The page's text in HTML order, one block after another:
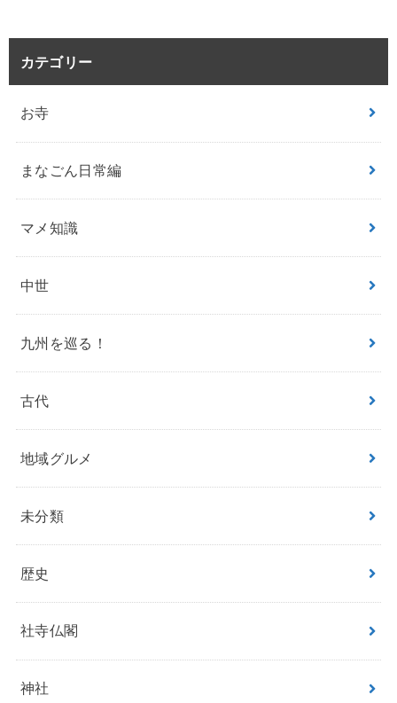
カテゴリー
お寺
まなごん日常編
マメ知識
中世
九州を巡る！
古代
地域グルメ
未分類
歴史
社寺仏閣
神社